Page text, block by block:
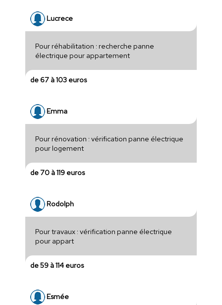
Lucrece
Pour réhabilitation : recherche panne
électrique pour appartement
de 67 à 103 euros
Emma
Pour rénovation : vérification panne électrique
pour logement
de 70 à 119 euros
Rodolph
Pour travaux : vérification panne électrique
pour appart
de 59 à 114 euros
Esmée